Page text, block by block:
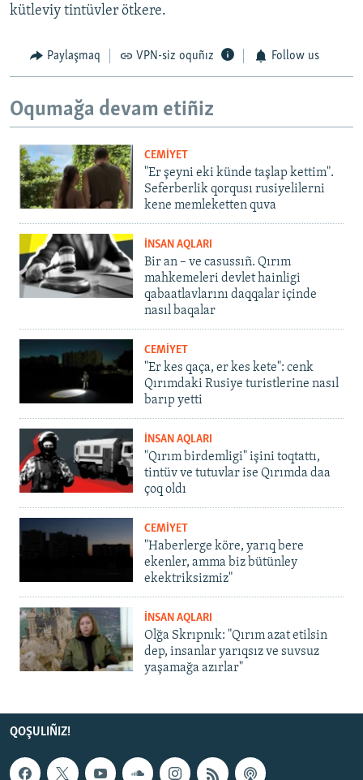
kütleviy tintüvler ötkere.
Paylaşmaq VPN-siz oquñız Follow us
Oqumağa devam etiñiz
CEMİYET
"Er şeyni eki künde taşlap kettim".
Seferberlik qorqusı rusiyelilerni
kene memleketten quva
İNSAN AQLARI
Bir an – ve casussıñ. Qırım
mahkemeleri devlet hainligi
qabaatlavlarını daqqalar içinde
nasıl baqalar
CEMİYET
"Er kes qaça, er kes kete": cenk
Qırımdaki Rusiye turistlerine nasıl
barıp yetti
İNSAN AQLARI
"Qırım birdemligi" işini toqtattı,
tintüv ve tutuvlar ise Qırımda daa
çoq oldı
CEMİYET
"Haberlerge köre, yarıq bere
ekenler, amma biz bütünley
ekektriksizmiz"
İNSAN AQLARI
Olğa Skrıpnık: "Qırım azat etilsin
dep, insanlar yarıqsız ve suvsuz
yaşamağa azırlar"
QOŞULIÑIZ!